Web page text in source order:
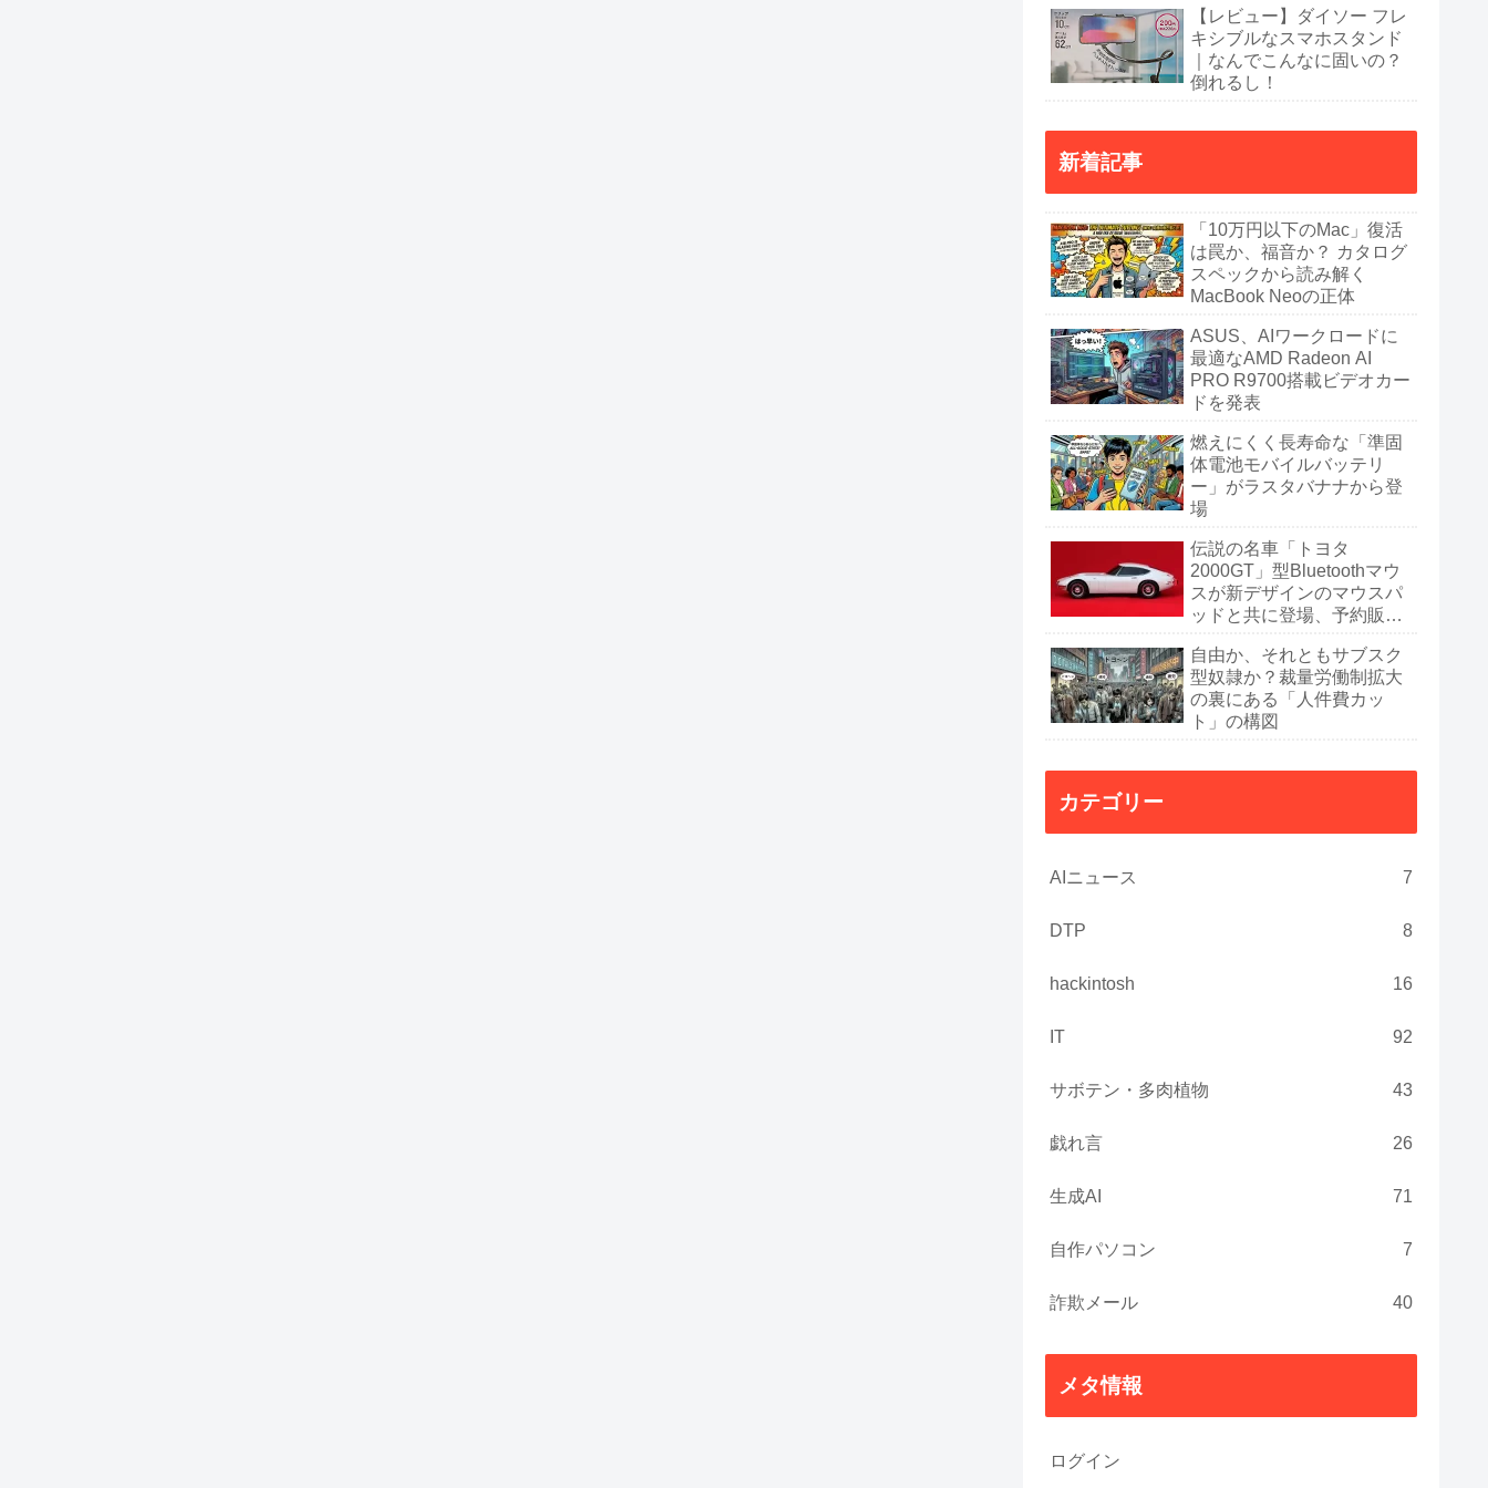
【レビュー】ダイソー フレ
キシブルなスマホスタンド
｜なんでこんなに固いの？
倒れるし！
新着記事
「10万円以下のMac」復活
は罠か、福音か？ カタログ
スペックから読み解く
MacBook Neoの正体
ASUS、AIワークロードに
最適なAMD Radeon AI
PRO R9700搭載ビデオカー
ドを発表
燃えにくく長寿命な「準固
体電池モバイルバッテリ
ー」がラスタバナナから登
場
伝説の名車「トヨタ
2000GT」型Bluetoothマウ
スが新デザインのマウスパ
ッドと共に登場、予約販売
自由か、それともサブスク
型奴隷か？裁量労働制拡大
の裏にある「人件費カッ
ト」の構図
カテゴリー
AIニュース 7
DTP 8
hackintosh 16
IT 92
サボテン・多肉植物 43
戯れ言 26
生成AI 71
自作パソコン 7
詐欺メール 40
メタ情報
ログイン